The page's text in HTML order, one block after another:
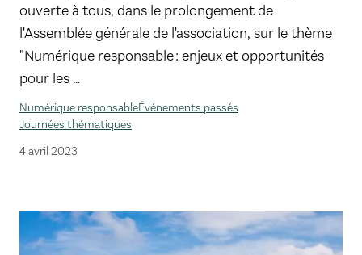
ouverte à tous, dans le prolongement de
l'Assemblée générale de l'association, sur le thème
"Numérique responsable : enjeux et opportunités
pour les …
Numérique responsableÉvénements passés
Journées thématiques
4 avril 2023